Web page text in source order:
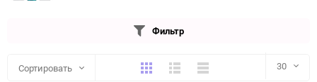
Фильтр
Сортировать ПлиткаПодробноКомпактно 30